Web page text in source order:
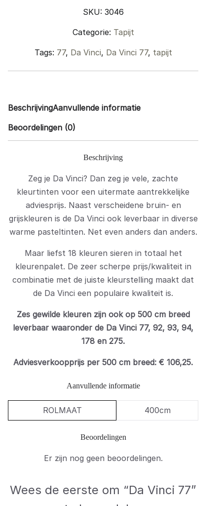
SKU: 3046
Categorie: Tapijt
Tags: 77, Da Vinci, Da Vinci 77, tapijt
BeschrijvingAanvullende informatie
Beoordelingen (0)
Beschrijving
Zeg je Da Vinci? Dan zeg je vele, zachte
kleurtinten voor een uitermate aantrekkelijke
adviesprijs. Naast verscheidene bruin- en
grijskleuren is de Da Vinci ook leverbaar in diverse
warme pasteltinten. Net even anders dan anders.
Maar liefst 18 kleuren sieren in totaal het
kleurenpalet. De zeer scherpe prijs/kwaliteit in
combinatie met de juiste kleurstelling maakt dat
de Da Vinci een populaire kwaliteit is.
Zes gewilde kleuren zijn ook op 500 cm breed
leverbaar waaronder de Da Vinci 77, 92, 93, 94,
178 en 275.
Adviesverkoopprijs per 500 cm breed: € 106,25.
Aanvullende informatie
ROLMAAT 400cm
Beoordelingen
Er zijn nog geen beoordelingen.
Wees de eerste om “Da Vinci 77”